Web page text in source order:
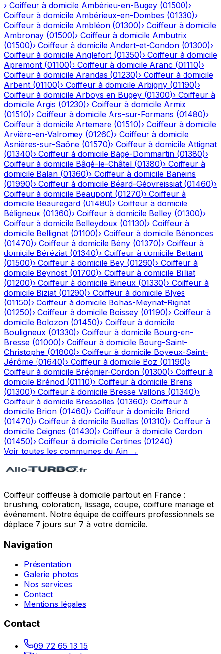
› Coiffeur à domicile Ambérieu-en-Bugey (01500)›
Coiffeur à domicile Ambérieux-en-Dombes (01330)›
Coiffeur à domicile Ambléon (01300)› Coiffeur à domicile
Ambronay (01500)› Coiffeur à domicile Ambutrix
(01500)› Coiffeur à domicile Andert-et-Condon (01300)›
Coiffeur à domicile Anglefort (01350)› Coiffeur à domicile
Apremont (01100)› Coiffeur à domicile Aranc (01110)›
Coiffeur à domicile Arandas (01230)› Coiffeur à domicile
Arbent (01100)› Coiffeur à domicile Arbigny (01190)›
Coiffeur à domicile Arboys en Bugey (01300)› Coiffeur à
domicile Argis (01230)› Coiffeur à domicile Armix
(01510)› Coiffeur à domicile Ars-sur-Formans (01480)›
Coiffeur à domicile Artemare (01510)› Coiffeur à domicile
Arvière-en-Valromey (01260)› Coiffeur à domicile
Asnières-sur-Saône (01570)› Coiffeur à domicile Attignat
(01340)› Coiffeur à domicile Bâgé-Dommartin (01380)›
Coiffeur à domicile Bâgé-le-Châtel (01380)› Coiffeur à
domicile Balan (01360)› Coiffeur à domicile Baneins
(01990)› Coiffeur à domicile Béard-Géovreissiat (01460)›
Coiffeur à domicile Beaupont (01270)› Coiffeur à
domicile Beauregard (01480)› Coiffeur à domicile
Béligneux (01360)› Coiffeur à domicile Belley (01300)›
Coiffeur à domicile Belleydoux (01130)› Coiffeur à
domicile Bellignat (01100)› Coiffeur à domicile Bénonces
(01470)› Coiffeur à domicile Bény (01370)› Coiffeur à
domicile Béréziat (01340)› Coiffeur à domicile Bettant
(01500)› Coiffeur à domicile Bey (01290)› Coiffeur à
domicile Beynost (01700)› Coiffeur à domicile Billiat
(01200)› Coiffeur à domicile Birieux (01330)› Coiffeur à
domicile Biziat (01290)› Coiffeur à domicile Blyes
(01150)› Coiffeur à domicile Bohas-Meyriat-Rignat
(01250)› Coiffeur à domicile Boissey (01190)› Coiffeur à
domicile Bolozon (01450)› Coiffeur à domicile
Bouligneux (01330)› Coiffeur à domicile Bourg-en-
Bresse (01000)› Coiffeur à domicile Bourg-Saint-
Christophe (01800)› Coiffeur à domicile Boyeux-Saint-
Jérôme (01640)› Coiffeur à domicile Boz (01190)›
Coiffeur à domicile Brégnier-Cordon (01300)› Coiffeur à
domicile Brénod (01110)› Coiffeur à domicile Brens
(01300)› Coiffeur à domicile Bresse Vallons (01340)›
Coiffeur à domicile Bressolles (01360)› Coiffeur à
domicile Brion (01460)› Coiffeur à domicile Briord
(01470)› Coiffeur à domicile Buellas (01310)› Coiffeur à
domicile Ceignes (01430)› Coiffeur à domicile Cerdon
(01450)› Coiffeur à domicile Certines (01240)
Voir toutes les communes du Ain →
Coiffeur coiffeuse à domicile partout en France :
brushing, coloration, lissage, coupe, coiffure mariage et
événement. Notre équipe de coiffeurs professionnels se
déplace 7 jours sur 7 à votre domicile.
Navigation
Présentation
Galerie photos
Nos services
Contact
Mentions légales
Contact
09 72 65 13 15